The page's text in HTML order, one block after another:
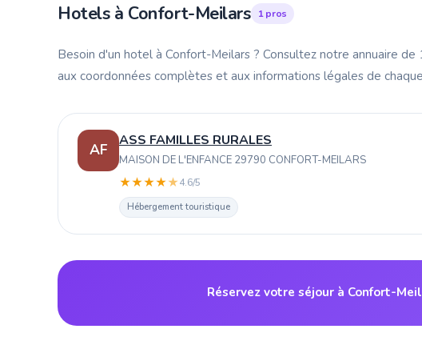
Hotels à Confort-Meilars 1 pros
Besoin d'un hotel à Confort-Meilars ? Consultez notre annuaire
aux coordonnées complètes et aux informations légales de
AF
ASS FAMILLES RURALES
MAISON DE L'ENFANCE 29790 CONFORT-MEILARS
★★★★★4.6/5
Hébergement touristique
Réservez votre séjour à Confort-